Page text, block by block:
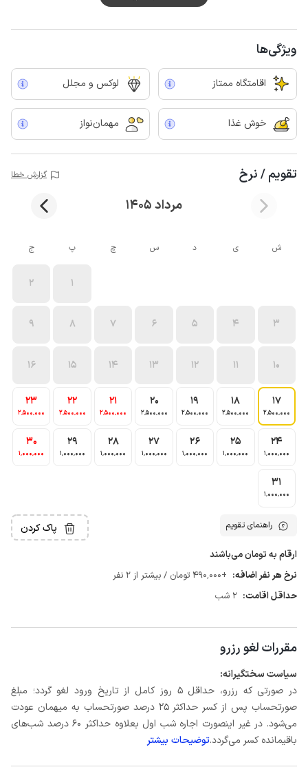
کیلومتر تا گورزین و سهیلی برای سرو غذا های دریایی و بازارچه محلی فاصله دارد.
ویژگی‌ها
اقامتگاه ممتاز لوکس و مجلل
خوش غذا مهمان‌نواز
تقویم / نرخ گزارش خطا
مرداد 1405
ش ی د س چ پ ج
1
2
3
4
5
6
7
8
9
10
11
12
13
14
15
16
17
2٬500٬000
18
2٬500٬000
19
2٬500٬000
20
2٬500٬000
21
2٬500٬000
22
2٬500٬000
23
2٬500٬000
24
1٬000٬000
25
1٬000٬000
26
1٬000٬000
27
1٬000٬000
28
1٬000٬000
29
1٬000٬000
30
1٬000٬000
31
1٬000٬000
راهنمای تقویم پاک کردن
ارقام به تومان می‌باشند
نرخ هر نفر اضافه: +490٬000 تومان / بیشتر از 2 نفر
حداقل اقامت: 2 شب
مقررات لغو رزرو
سیاست سختگیرانه:
در صورتی که رزرو، حداقل 5 روز کامل از تاریخ ورود لغو گردد؛ مبلغ
صورتحساب پس از کسر حداکثر 25 درصد صورتحساب به میهمان عودت
می‌شود. در غیر اینصورت اجاره شب اول بعلاوه حداکثر 60 درصد شب‌های
باقیمانده کسر می‌گردد.توضیحات بیشتر